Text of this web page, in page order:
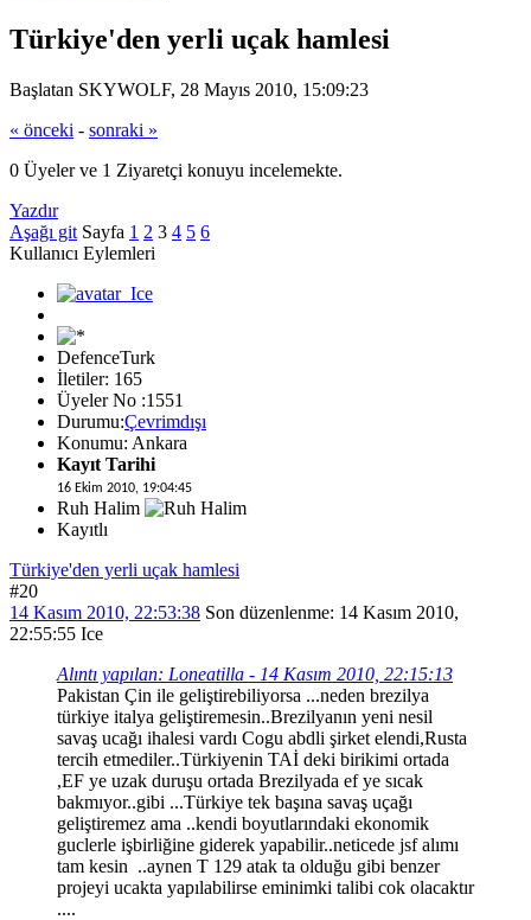
Türkiye'den yerli uçak hamlesi
Başlatan SKYWOLF, 28 Mayıs 2010, 15:09:23
« önceki - sonraki »
0 Üyeler ve 1 Ziyaretçi konuyu incelemekte.
Yazdır
Aşağı git Sayfa 1 2 3 4 5 6
Kullanıcı Eylemleri
DefenceTurk
İletiler: 165
Üyeler No :1551
Durumu:Çevrimdışı
Konumu: Ankara
Kayıt Tarihi
16 Ekim 2010, 19:04:45
Ruh Halim
Kayıtlı
Türkiye'den yerli uçak hamlesi
#20
14 Kasım 2010, 22:53:38 Son düzenlenme: 14 Kasım 2010,
22:55:55 Ice
Alıntı yapılan: Loneatilla - 14 Kasım 2010, 22:15:13
Pakistan Çin ile geliştirebiliyorsa ...neden brezilya
türkiye italya geliştiremesin..Brezilyanın yeni nesil
savaş ucağı ihalesi vardı Cogu abdli şirket elendi,Rusta
tercih etmediler..Türkiyenin TAİ deki birikimi ortada
,EF ye uzak duruşu ortada Brezilyada ef ye sıcak
bakmıyor..gibi ...Türkiye tek başına savaş uçağı
geliştiremez ama ..kendi boyutlarındaki ekonomik
guclerle işbirliğine giderek yapabilir..neticede jsf alımı
tam kesin ..aynen T 129 atak ta olduğu gibi benzer
projeyi ucakta yapılabilirse eminimki talibi cok olacaktır
....